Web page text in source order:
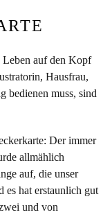
Leben auf den Kopf
Hausfrau,
bedienen muss, sind
Der immer
allmählich
auf, die unser
es hat erstaunlich gut
und von